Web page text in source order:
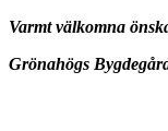
Varmt välkomna
Grönahögs